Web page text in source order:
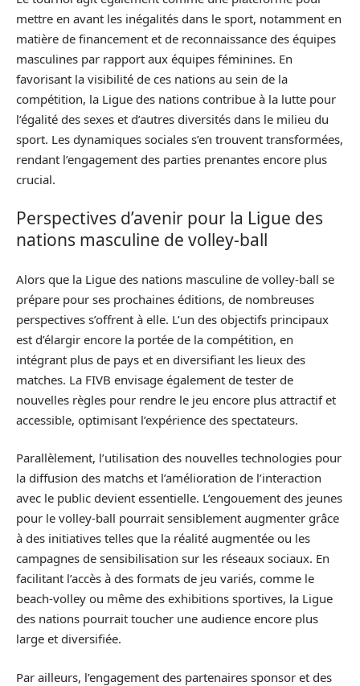
mettre en avant les inégalités dans le sport, notamment en
matière de financement et de reconnaissance des équipes
masculines par rapport aux équipes féminines. En
favorisant la visibilité de ces nations au sein de la
compétition, la Ligue des nations contribue à la lutte pour
l’égalité des sexes et d’autres diversités dans le milieu du
sport. Les dynamiques sociales s’en trouvent transformées,
rendant l’engagement des parties prenantes encore plus
crucial.
Perspectives d’avenir pour la Ligue des
nations masculine de volley-ball
Alors que la Ligue des nations masculine de volley-ball se
prépare pour ses prochaines éditions, de nombreuses
perspectives s’offrent à elle. L’un des objectifs principaux
est d’élargir encore la portée de la compétition, en
intégrant plus de pays et en diversifiant les lieux des
matches. La FIVB envisage également de tester de
nouvelles règles pour rendre le jeu encore plus attractif et
accessible, optimisant l’expérience des spectateurs.
Parallèlement, l’utilisation des nouvelles technologies pour
la diffusion des matchs et l’amélioration de l’interaction
avec le public devient essentielle. L’engouement des jeunes
pour le volley-ball pourrait sensiblement augmenter grâce
à des initiatives telles que la réalité augmentée ou les
campagnes de sensibilisation sur les réseaux sociaux. En
facilitant l’accès à des formats de jeu variés, comme le
beach-volley ou même des exhibitions sportives, la Ligue
des nations pourrait toucher une audience encore plus
large et diversifiée.
Par ailleurs, l’engagement des partenaires sponsor et des